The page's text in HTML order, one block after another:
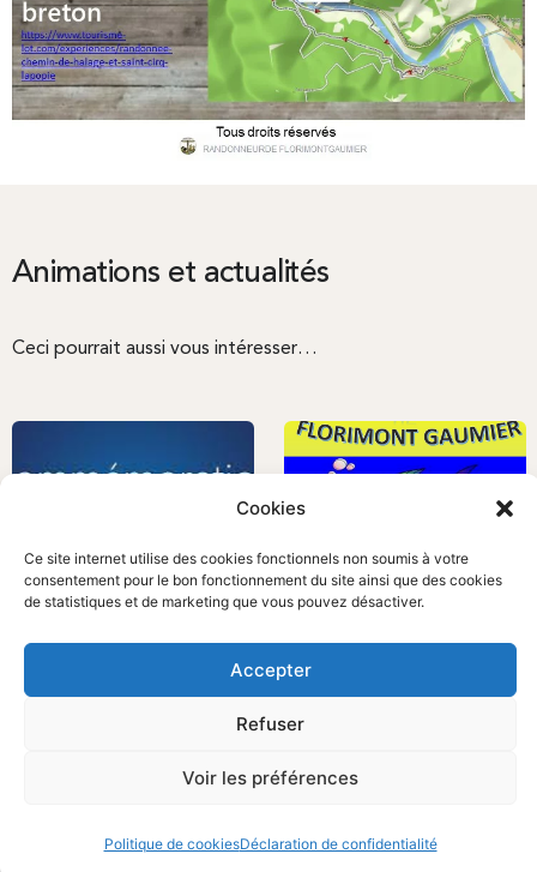
Cookies
Ce site internet utilise des cookies fonctionnels non soumis à votre
consentement pour le bon fonctionnement du site ainsi que des cookies
de statistiques et de marketing que vous pouvez désactiver.
Accepter
Refuser
Voir les préférences
Politique de cookiesDéclaration de confidentialité
Animations et actualités
Ceci pourrait aussi vous intéresser…
FLORIMONT GAUMIER